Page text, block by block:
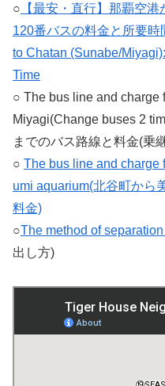
○ 【最安・直行】那覇空
120番バスの料金と所要
to Chatan (Sunabe/
Time
○ The bus line and charge
Miyagi(Change buses 2
までのバス路線と料金(乗
○ The bus line and charge
umi aquarium(北谷町から
料金)
○The method of
出し方)